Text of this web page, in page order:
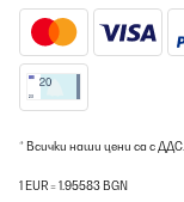
* Всички наши цени са с ДДС.
1 EUR = 1.95583 BGN